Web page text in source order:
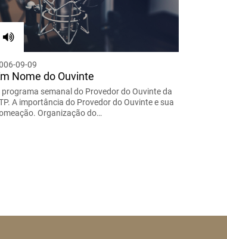
09-09
Nome do Ouvinte
programa semanal do Provedor do Ouvinte da
A importância do Provedor do Ouvinte e sua
Organização do…